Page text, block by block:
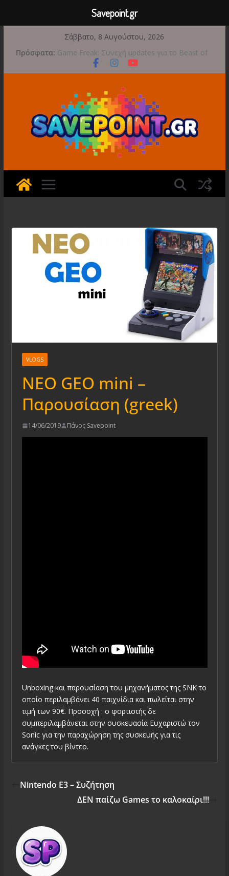
περιεχόμενο
Σάββατο, 8 Αυγούστου, 2026
Πρόσφατα: Game Freak: Συνεχή updates για το Beast of
Reincarnation μετά την ανάμεικτη υποδοχή
Μια φωτογραφική περιπέτεια συνεχίζεται στο
Διασχίστε τους ουρανούς με το Wild Blue
Skies αυτό το φθινόπωρο
Διακοπές και παιχνίδι για όλη την οικογένεια!
Έρχεται 1η Σεπτεμβρίου το Crimson Moon
VLOGS
NEO GEO mini –
Παρουσίαση (greek)
14/06/2019 Πάνος Savepoint
Unboxing και παρουσίαση του μηχανήματος της SNK το
οποίο περιλαμβάνει 40 παιχνίδια και πωλείται στην
τιμή των 90€. Προσοχή : ο φορτιστής δε
συμπεριλαμβάνεται στην συσκευασία Ευχαριστώ τον
Sonic για την παραχώρηση της συσκευής για τις
ανάγκες του βίντεο.
Nintendo E3 – Συζήτηση
ΔΕΝ παίζω Games το καλοκαίρι!!!
Savepoint.gr